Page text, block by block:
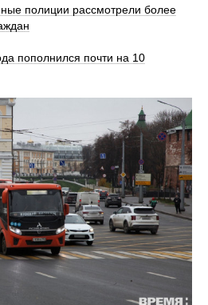
полиции рассмотрели более
пополнился почти на 10